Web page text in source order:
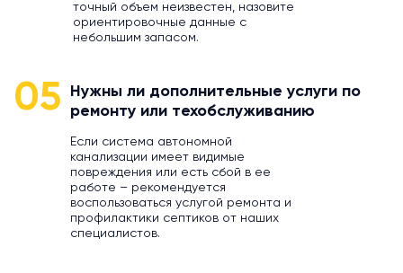
точный объем неизвестен, назовите
ориентировочные данные с
небольшим запасом.
05
Нужны ли дополнительные услуги по
ремонту или техобслуживанию
Если система автономной
канализации имеет видимые
повреждения или есть сбой в ее
работе – рекомендуется
воспользоваться услугой ремонта и
профилактики септиков от наших
специалистов.